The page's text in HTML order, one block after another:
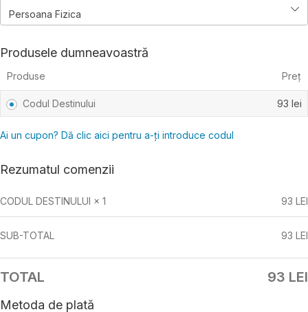
Persoana Fizica
Produsele dumneavoastră
Produse Preț
Codul Destinului 93 lei
Ai un cupon? Dă clic aici pentru a-ți introduce codul
Rezumatul comenzii
CODUL DESTINULUI × 1 93 LEI
SUB-TOTAL 93 LEI
TOTAL 93 LEI
Metoda de plată